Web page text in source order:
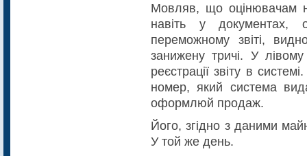
Мовляв, що оцінювачам
навіть у документах,
переможному звіті,
занижену тричі. У
реєстрації звіту в
номер, який система
оформлюй продаж.
Його, згідно з даними
У той же день.